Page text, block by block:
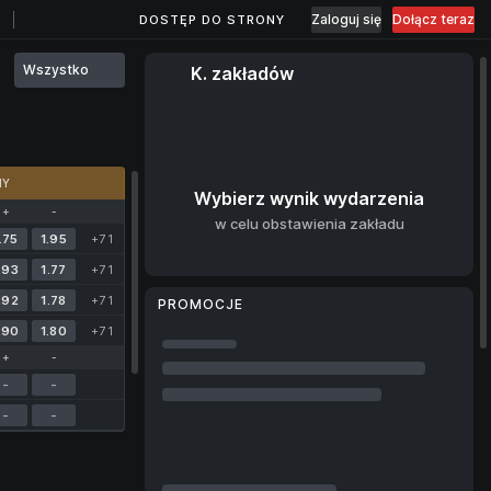
DOSTĘP DO STRONY Zaloguj się Dołącz teraz
Wszystko
+ -
1.95
+71
1.77
+71
1.78
+71
1.80 +71
+ -
-
-
- -
K. zakładów
Wybierz wynik wydarzenia
w celu obstawienia zakładu
PROMOCJE